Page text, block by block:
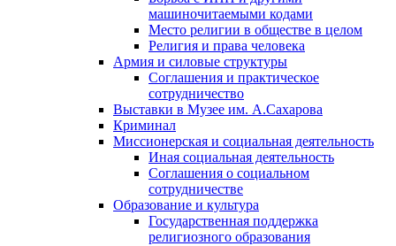
машиночитаемыми кодами
Место религии в обществе в целом
Религия и права человека
Армия и силовые структуры
Соглашения и практическое
сотрудничество
Выставки в Музее им. А.Сахарова
Криминал
Миссионерская и социальная деятельность
Иная социальная деятельность
Соглашения о социальном
сотрудничестве
Образование и культура
Государственная поддержка
религиозного образования